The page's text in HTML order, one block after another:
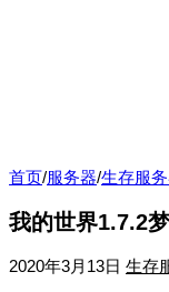
首页/服务器/生存服
我的世界1.7.2
2020年3月13日 生存